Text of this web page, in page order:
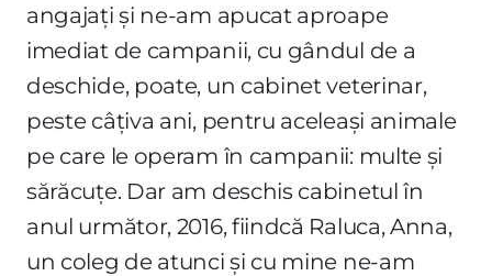
angajați și ne-am apucat aproape
imediat de campanii, cu gândul de a
deschide, poate, un cabinet veterinar,
peste câțiva ani, pentru aceleași animale
pe care le operam în campanii: multe și
sărăcuțe. Dar am deschis cabinetul în
anul următor, 2016, fiindcă Raluca, Anna,
un coleg de atunci și cu mine ne-am